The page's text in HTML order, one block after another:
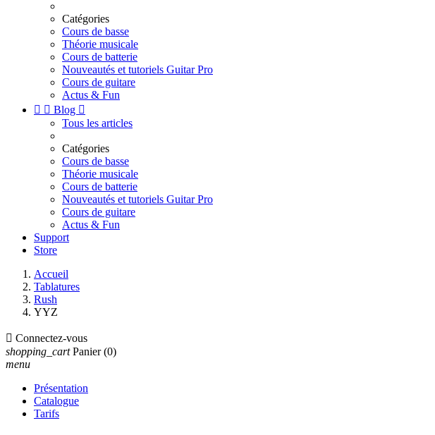
Catégories
Cours de basse
Théorie musicale
Cours de batterie
Nouveautés et tutoriels Guitar Pro
Cours de guitare
Actus & Fun
  Blog 
Tous les articles
Catégories
Cours de basse
Théorie musicale
Cours de batterie
Nouveautés et tutoriels Guitar Pro
Cours de guitare
Actus & Fun
Support
Store
Accueil
Tablatures
Rush
YYZ
 Connectez-vous
shopping_cart Panier (0)
menu
Présentation
Catalogue
Tarifs